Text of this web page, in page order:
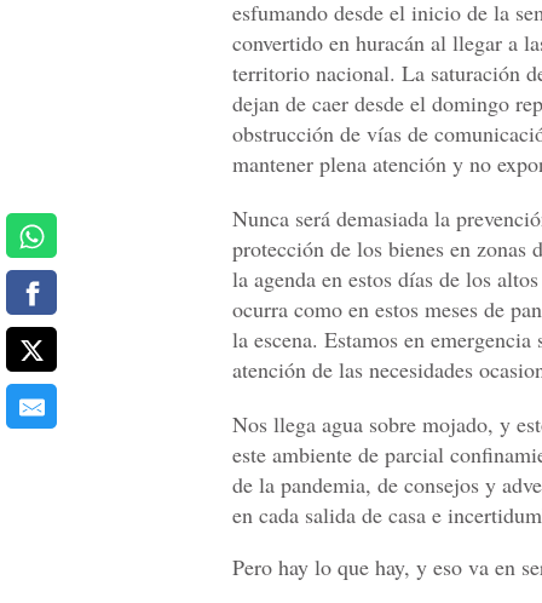
esfumando desde el inicio de la
convertido en huracán al llegar a
territorio nacional. La saturación
dejan de caer desde el domingo
obstrucción de vías de
mantener plena atención y no
Nunca será demasiada la
protección de los bienes en
la agenda en estos días de los
ocurra como en estos meses de
la escena. Estamos en
atención de las necesidades
Nos llega agua sobre mojado, y
este ambiente de parcial
de la pandemia, de consejos y
en cada salida de casa e
Pero hay lo que hay, y eso va en